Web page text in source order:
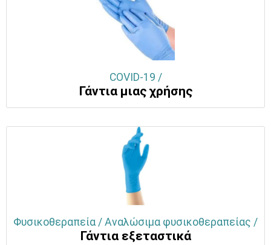
COVID-19 /
Γάντια μιας χρήσης
Φυσικοθεραπεία / Αναλώσιμα φυσικοθεραπείας /
Γάντια εξεταστικά